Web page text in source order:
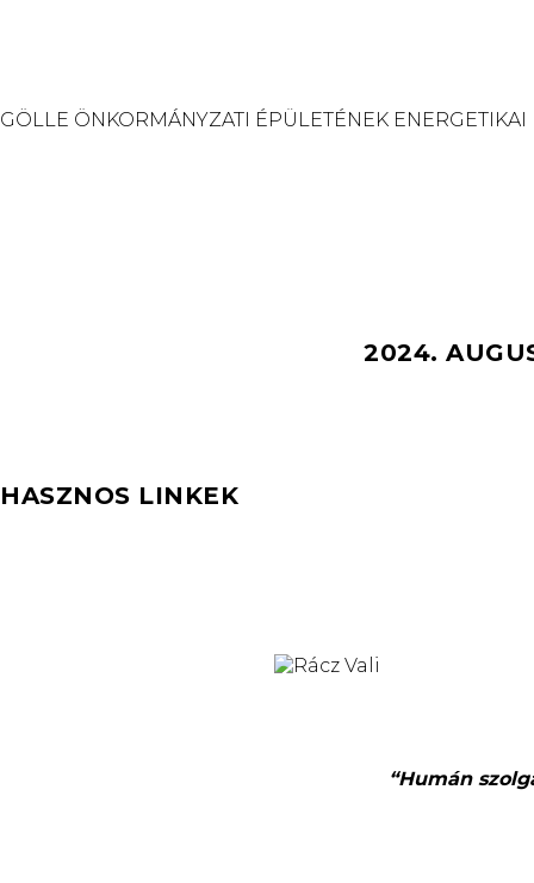
GÖLLE ÖNKORMÁNYZATI ÉPÜLETÉNEK ENERGETIKAI
2024.
HASZNOS LINKEK
“Humán